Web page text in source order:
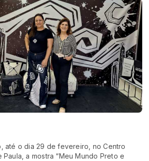
até o dia 29 de fevereiro, no Centro
Paula, a mostra “Meu Mundo Preto e